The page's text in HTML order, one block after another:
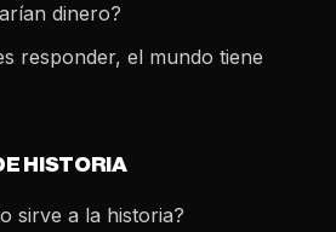
dinero?
responder, el mundo tiene
HISTORIA
sirve a la historia?